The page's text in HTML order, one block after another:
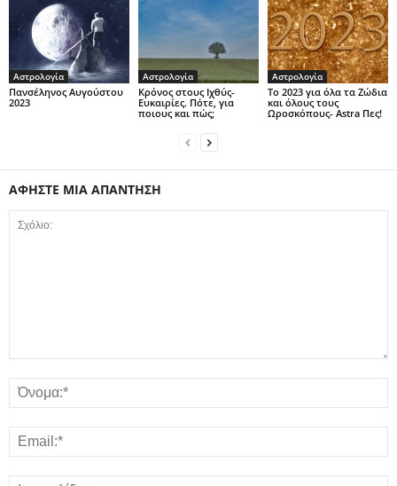
Αστρολογία
Πανσέληνος Αυγούστου
2023
Αστρολογία
Κρόνος στους Ιχθύς-
Ευκαιρίες. Πότε, για
ποιους και πώς;
Αστρολογία
Το 2023 για όλα τα Ζώδια
και όλους τους
Ωροσκόπους- Astra Πες!
ΑΦΗΣΤΕ ΜΙΑ ΑΠΑΝΤΗΣΗ